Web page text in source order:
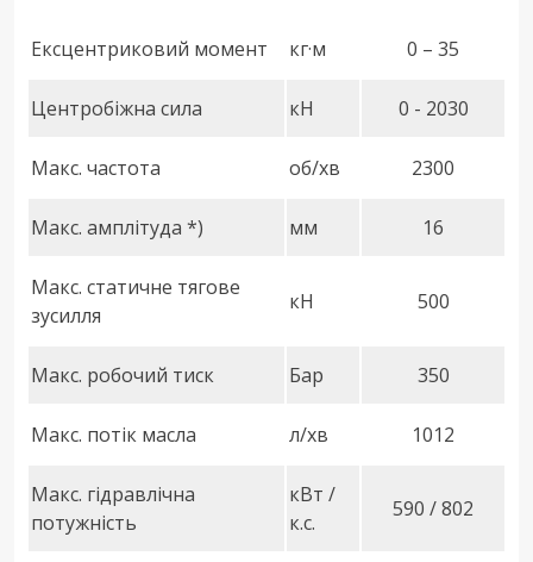
Ексцентриковий момент кг·м 0 – 35
Центробіжна сила кН 0 - 2030
Макс. частота об/хв 2300
Макс. амплітуда *) мм 16
Макс. cтатичне тягове
зусилля
кН 500
Макс. робочий тиск Бар 350
Макс. потік масла л/хв 1012
Макс. гідравлічна
потужність
кВт /
к.с.
590 / 802